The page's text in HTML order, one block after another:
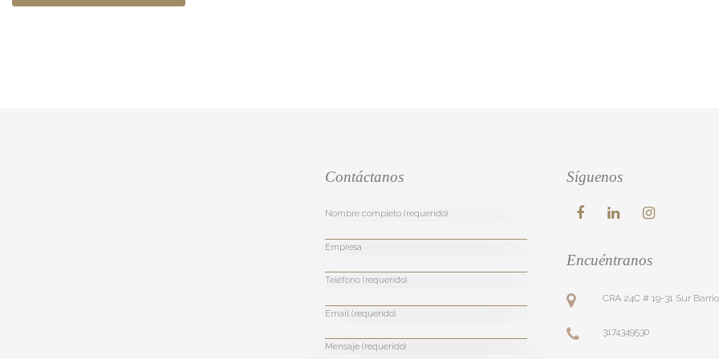
Contáctanos
Nombre completo (requerido)
Empresa
Teléfono (requerido)
Email (requerido)
Mensaje (requerido)
Síguenos
Encuéntranos
CRA 24C # 19-31 Sur
3174349530